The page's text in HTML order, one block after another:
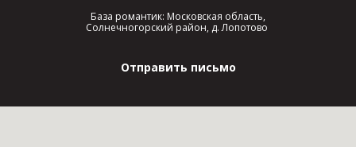
База романтик: Московская область,
Солнечногорский район, д. Лопотово
Отправить письмо